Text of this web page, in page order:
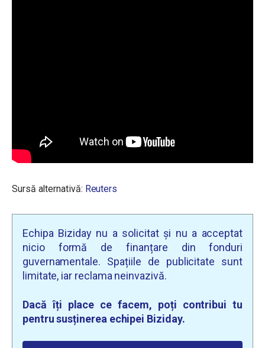
Sursă alternativă: Reuters
Echipa Biziday nu a solicitat și nu a acceptat
nicio formă de finanțare din fonduri
guvernamentale. Spațiile de publicitate sunt
limitate, iar reclama neinvazivă.
Dacă îți place ce facem, poți contribui tu
pentru susținerea echipei Biziday.